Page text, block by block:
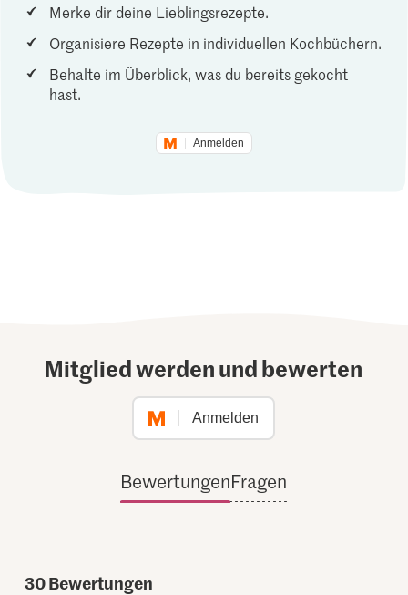
Merke dir deine Lieblingsrezepte.
Organisiere Rezepte in individuellen Kochbüchern.
Behalte im Überblick, was du bereits gekocht
hast.
Anmelden
Mitglied werden und bewerten
Anmelden
BewertungenFragen
30Bewertungen